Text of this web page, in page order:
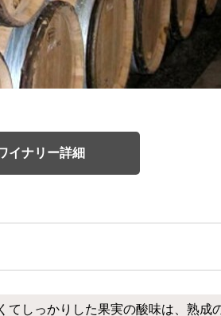
イナリー詳細
しっかりした果実の酸味は、熟成